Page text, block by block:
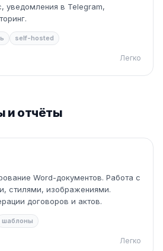
уведомления в Telegram,
self-hosted
Легко
и отчёты
Word-документов. Работа с
стилями, изображениями.
договоров и актов.
шаблоны
Легко